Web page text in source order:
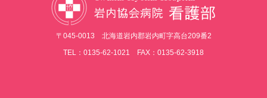
〒045-0013 北海道岩内郡岩内町字高台209番2
TEL：0135-62-1021 FAX：0135-62-3918